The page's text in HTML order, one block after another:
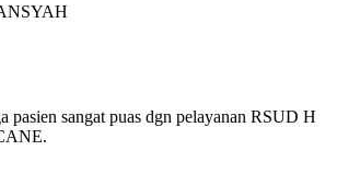
pasien sangat puas dgn pelayanan RSUD H